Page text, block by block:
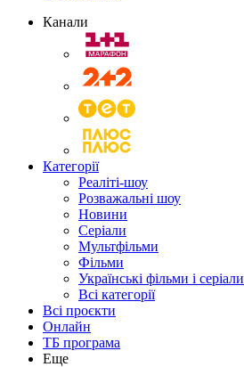
Канали
Категорії
Реаліті-шоу
Розважальні шоу
Новини
Серіали
Мультфільми
Фільми
Українські фільми і серіали
Всі категорії
Всі проєкти
Онлайн
ТБ програма
Еще